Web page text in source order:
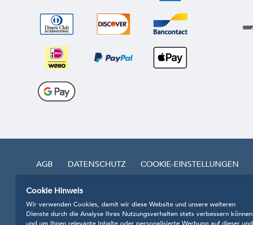
AGB DATENSCHUTZ COOKIE-EINSTELLUNGEN
VERTRAG WIDERRUFEN
Cookie Hinweis
Wir verwenden Cookies, damit wir diese Website und unsere weiteren
Dienste durch die Analyse Ihres Nutzungsverhalten stets verbessern können